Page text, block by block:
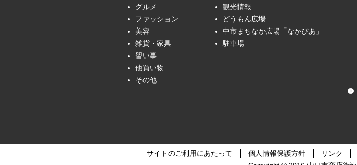
グルメ
ファッション
美容
雑貨・家具
習い事
他買い物
その他
観光情報
どうもん広場
中市まちなか広場「なかぴあ」
駐車場
サイトのご利用にあたって 個人情報保護方針 リンク